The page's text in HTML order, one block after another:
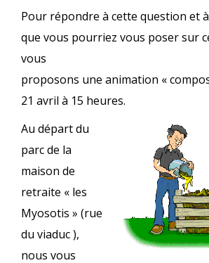
Pour répondre à cette question et
que vous pourriez vous poser sur
vous
proposons une animation «
21 avril à 15 heures.
Au départ du
parc de la
maison de
retraite « les
Myosotis » (rue
du viaduc ),
nous vous